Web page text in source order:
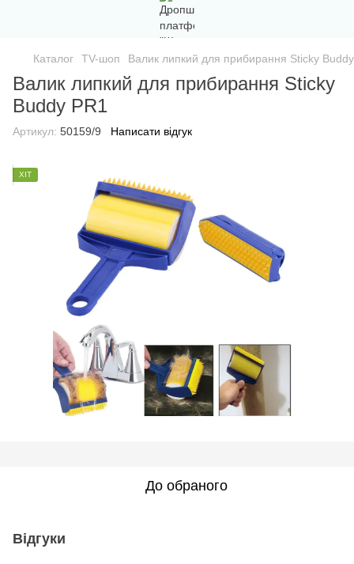
Каталог TV-шоп Валик липкий для прибирання Sticky
Валик липкий для прибирання Sticky
Buddy PR1
Артикул: 50159/9 Написати відгук
ХІТ
До обраного
Відгуки